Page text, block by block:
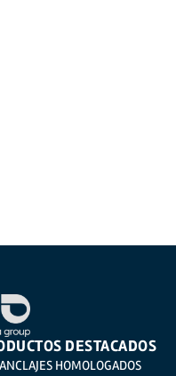
DESTACADOS
ANCLAJES HOMOLOGADOS